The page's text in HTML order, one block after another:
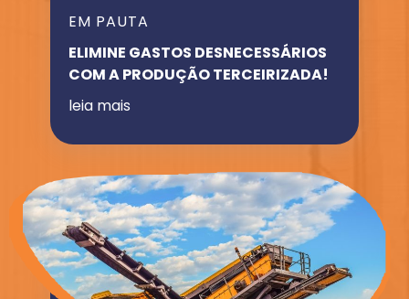
EM PAUTA
ELIMINE GASTOS DESNECESSÁRIOS
COM A PRODUÇÃO TERCEIRIZADA!
leia mais